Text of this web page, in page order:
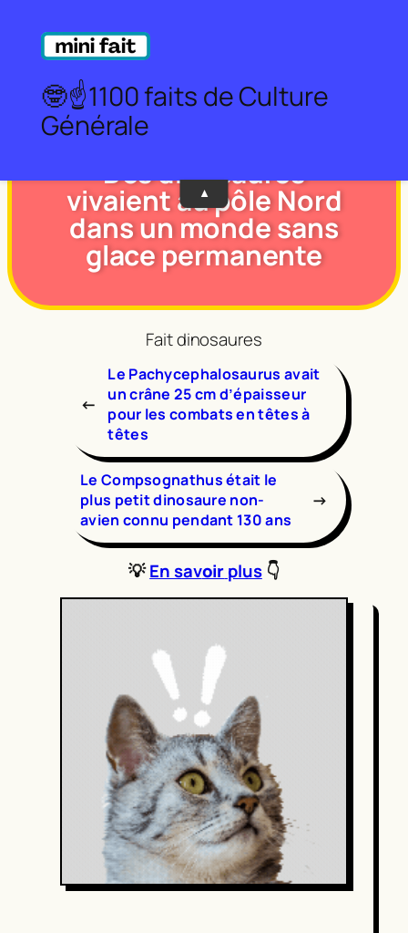
🤓☝️1100 faits de Culture
Générale
▼
contenu
Des dinosaures
vivaient au pôle Nord
dans un monde sans
glace permanente
Fait dinosaures
←
Le Pachycephalosaurus avait
un crâne 25 cm d’épaisseur
pour les combats en têtes à
têtes
Le Compsognathus était le
plus petit dinosaure non-
avien connu pendant 130 ans
→
💡En savoirplus👇